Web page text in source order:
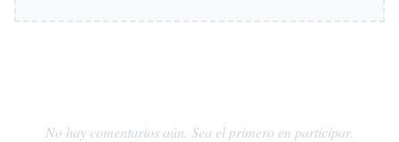
No hay comentarios aún. Sea el primero en participar.